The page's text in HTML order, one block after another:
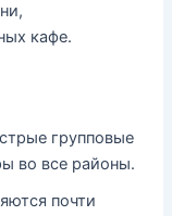
кафе.
групповые
во все районы.
почти